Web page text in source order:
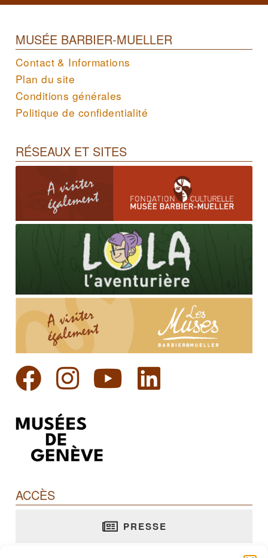
MUSÉE BARBIER-MUELLER
Contact & Informations
Plan du site
Conditions générales
Politique de confidentialité
RÉSEAUX ET SITES
ACCÈS
PRESSE